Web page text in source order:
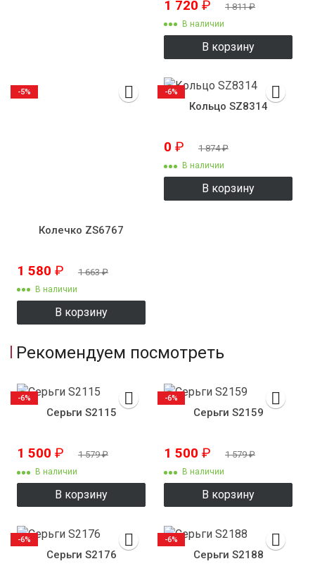
1 720 ₽ 1 811₽
В наличии
В корзину
Колечко ZS6767
1 580 ₽ 1 663₽
В наличии
В корзину
-5%
Кольцо SZ8314
0 ₽ 1 874₽
В наличии
В корзину
-6%
Рекомендуем посмотреть
Серьги S2115
1 500 ₽ 1 579₽
В наличии
В корзину
-6%
Серьги S2159
1 500 ₽ 1 579₽
В наличии
В корзину
-6%
Серьги S2176
-6%
Серьги S2188
-6%